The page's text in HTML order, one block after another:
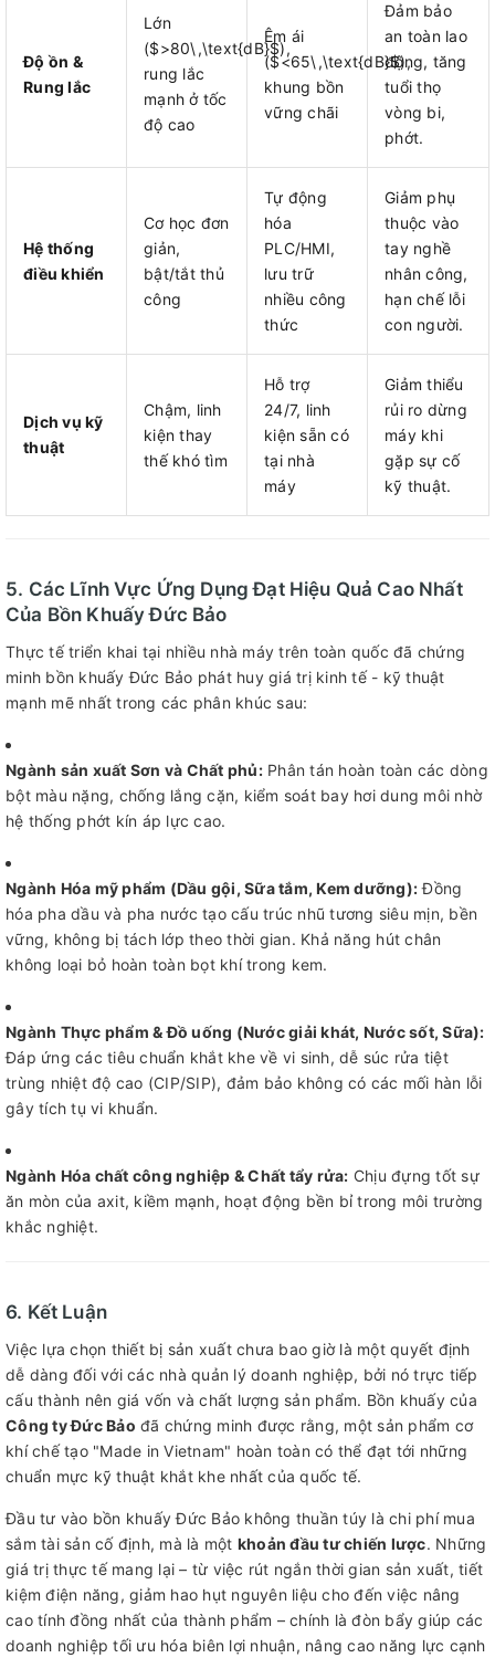
Độ ồn &
Rung lắc
Lớn
($>80\,\text{dB}$),
rung lắc
mạnh ở tốc
độ cao
Êm ái
($<65\,\text{dB}$),
khung bồn
vững chãi
Đảm bảo
an toàn lao
động, tăng
tuổi thọ
vòng bi,
phớt.
Hệ thống
điều khiển
Cơ học đơn
giản,
bật/tắt thủ
công
Tự động
hóa
PLC/HMI,
lưu trữ
nhiều công
thức
Giảm phụ
thuộc vào
tay nghề
nhân công,
hạn chế lỗi
con người.
Dịch vụ kỹ
thuật
Chậm, linh
kiện thay
thế khó tìm
Hỗ trợ
24/7, linh
kiện sẵn có
tại nhà
máy
Giảm thiểu
rủi ro dừng
máy khi
gặp sự cố
kỹ thuật.
5. Các Lĩnh Vực Ứng Dụng Đạt Hiệu Quả Cao Nhất
Của Bồn Khuấy Đức Bảo
Thực tế triển khai tại nhiều nhà máy trên toàn quốc đã chứng
minh bồn khuấy Đức Bảo phát huy giá trị kinh tế - kỹ thuật
mạnh mẽ nhất trong các phân khúc sau:
Ngành sản xuất Sơn và Chất phủ:Phân tán hoàn toàn các dòng
bột màu nặng, chống lắng cặn, kiểm soát bay hơi dung môi nhờ
hệ thống phớt kín áp lực cao.
Ngành Hóa mỹ phẩm (Dầu gội, Sữa tắm, Kem dưỡng):Đồng
hóa pha dầu và pha nước tạo cấu trúc nhũ tương siêu mịn, bền
vững, không bị tách lớp theo thời gian. Khả năng hút chân
không loại bỏ hoàn toàn bọt khí trong kem.
Ngành Thực phẩm & Đồ uống (Nước giải khát, Nước sốt, Sữa):
Đáp ứng các tiêu chuẩn khắt khe về vi sinh, dễ súc rửa tiệt
trùng nhiệt độ cao (CIP/SIP), đảm bảo không có các mối hàn lỗi
gây tích tụ vi khuẩn.
Ngành Hóa chất công nghiệp & Chất tẩy rửa: Chịu đựng tốt sự
ăn mòn của axit, kiềm mạnh, hoạt động bền bỉ trong môi trường
khắc nghiệt.
6. Kết Luận
Việc lựa chọn thiết bị sản xuất chưa bao giờ là một quyết định
dễ dàng đối với các nhà quản lý doanh nghiệp, bởi nó trực tiếp
cấu thành nên giá vốn và chất lượng sản phẩm. Bồn khuấy của
Công ty Đức Bảo đã chứng minh được rằng, một sản phẩm cơ
khí chế tạo "Made in Vietnam" hoàn toàn có thể đạt tới những
chuẩn mực kỹ thuật khắt khe nhất của quốc tế.
Đầu tư vào bồn khuấy Đức Bảo không thuần túy là chi phí mua
sắm tài sản cố định, mà là một khoản đầu tư chiến lược. Những
giá trị thực tế mang lại – từ việc rút ngắn thời gian sản xuất, tiết
kiệm điện năng, giảm hao hụt nguyên liệu cho đến việc nâng
cao tính đồng nhất của thành phẩm – chính là đòn bẩy giúp các
doanh nghiệp tối ưu hóa biên lợi nhuận, nâng cao năng lực cạnh